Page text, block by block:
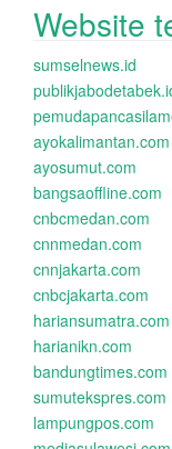
Website
sumselnews.id
ayokalimantan.com
ayosumut.com
bangsaoffline.com
cnbcmedan.com
cnnmedan.com
cnnjakarta.com
cnbcjakarta.com
hariansumatra.com
harianikn.com
bandungtimes.com
sumutekspres.com
lampungpos.com